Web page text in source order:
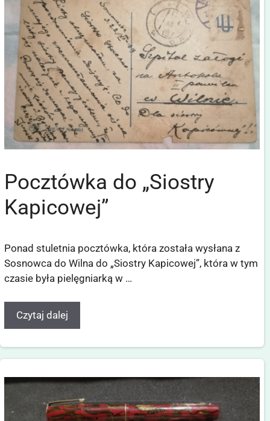
Pocztówka do „Siostry
Kapicowej”
Ponad stuletnia pocztówka, która została wysłana z
Sosnowca do Wilna do „Siostry Kapicowej”, która w tym
czasie była pielęgniarką w …
Czytaj dalej